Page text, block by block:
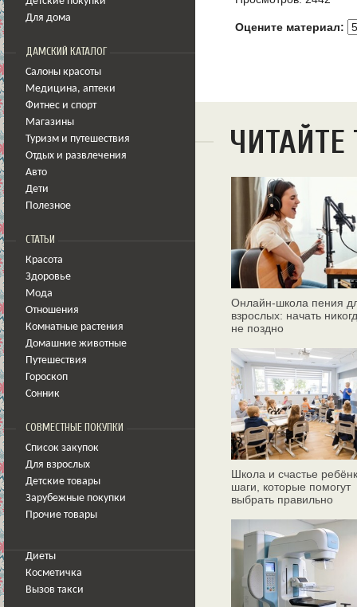
Для дома
ДАМСКИЙ КАТАЛОГ
Салоны красоты
Медицина, аптеки
Фитнес и спорт
Магазины
Туризм и путешествия
Отдых и развлечения
Авто
Дети
Полезное
СТАТЬИ
Красота
Здоровье
Мода
Отношения
Комнатные растения
Домашние животные
Путешествия
Гороскоп
Сонник
СОВМЕСТНЫЕ ПОКУПКИ
Список закупок
Для взрослых
Детские товары
Зарубежные покупки
Прочие товары
Диеты
Косметичка
Вызов такси
Оцените материал:
Онлайн‑школа пения
взрослых: начать
не поздно
Школа и счастье
шаги, которые помогут
выбрать правильно